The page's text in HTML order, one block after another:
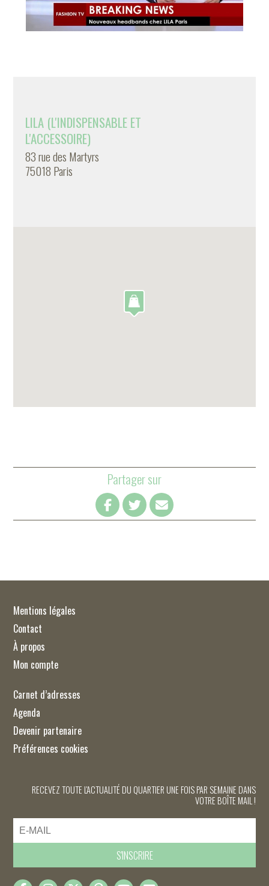
LILA (L'INDISPENSABLE ET
L'ACCESSOIRE)
83 rue des Martyrs
75018 Paris
Partager sur
Mentions légales
Contact
À propos
Mon compte
Carnet d’adresses
Agenda
Devenir partenaire
Préférences cookies
RECEVEZ TOUTE L'ACTUALITÉ DU QUARTIER UNE FOIS PAR SEMAINE DANS
VOTRE BOÎTE MAIL !